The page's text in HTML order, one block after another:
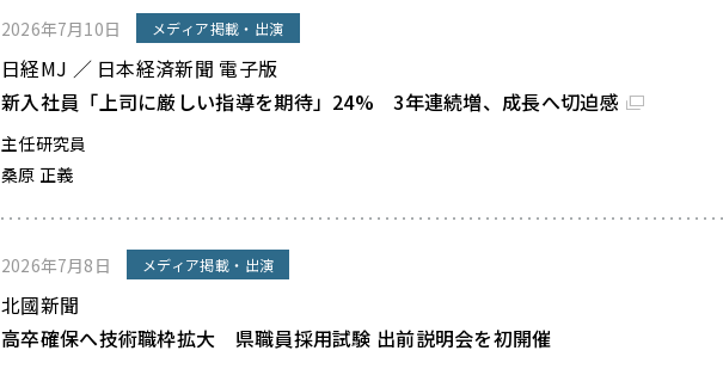
2026年7月10日 メディア掲載・出演
日経MJ ／ 日本経済新聞 電子版
新入社員「上司に厳しい指導を期待」24% 3年連続増、成長へ切迫感
主任研究員
桑原 正義
2026年7月8日 メディア掲載・出演
北國新聞
高卒確保へ技術職枠拡大 県職員採用試験 出前説明会を初開催